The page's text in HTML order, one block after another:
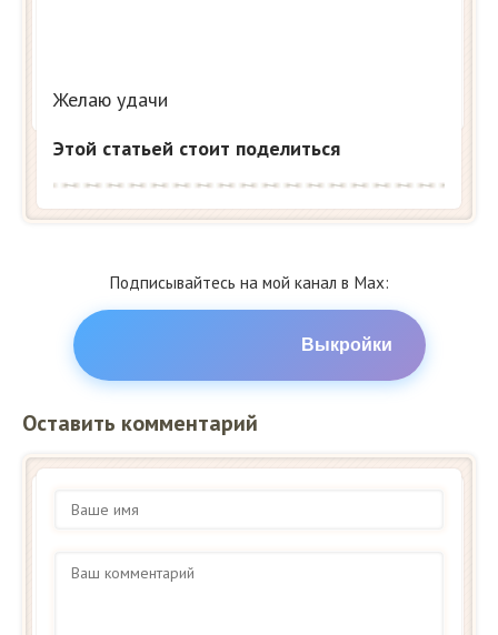
Желаю удачи
Этой статьей стоит поделиться
Подписывайтесь на мой канал в Max:
Выкройки
Оставить комментарий